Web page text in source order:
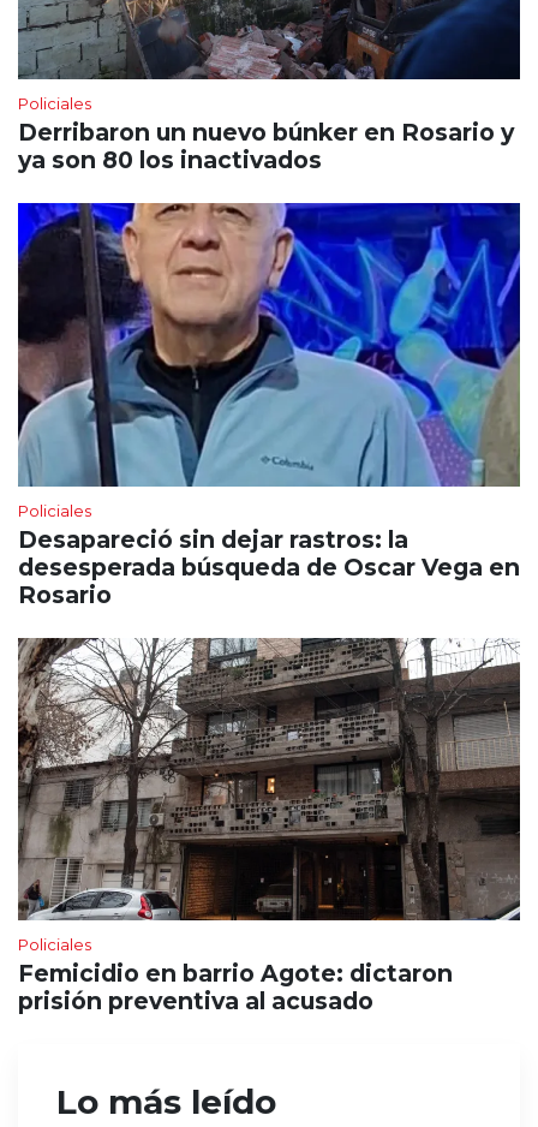
Policiales
Derribaron un nuevo búnker en Rosario y
ya son 80 los inactivados
Policiales
Desapareció sin dejar rastros: la
desesperada búsqueda de Oscar Vega en
Rosario
Policiales
Femicidio en barrio Agote: dictaron
prisión preventiva al acusado
Lo más leído